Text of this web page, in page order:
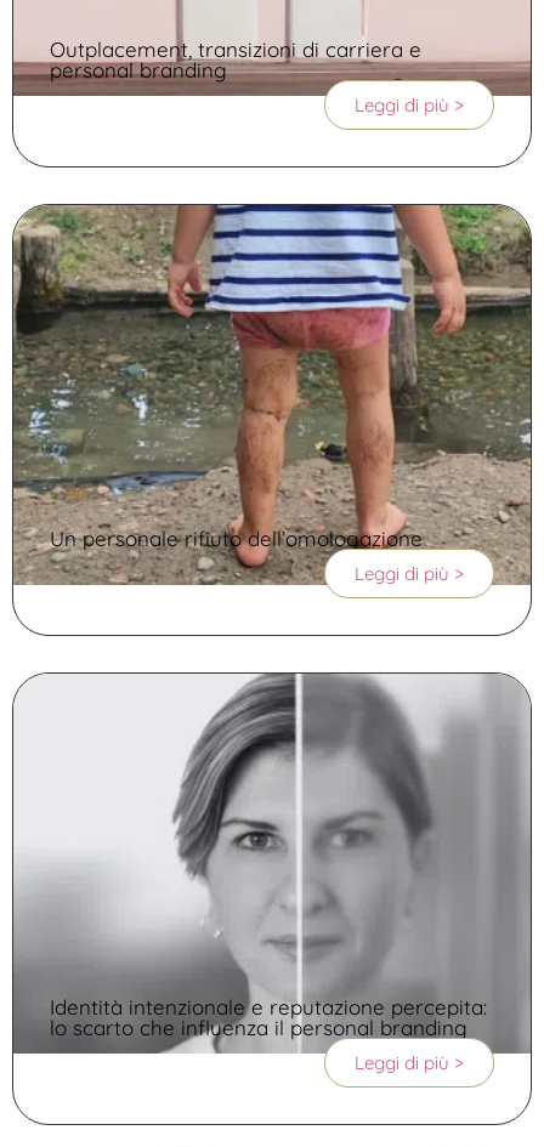
Outplacement, transizioni di carriera e
personal branding
Leggi di più >
Un personale rifiuto dell’omologazione
Leggi di più >
Identità intenzionale e reputazione percepita:
lo scarto che influenza il personal branding
Leggi di più >